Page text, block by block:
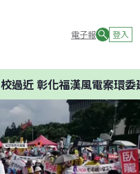
電子報 登入
化福漢風電案環委建議不